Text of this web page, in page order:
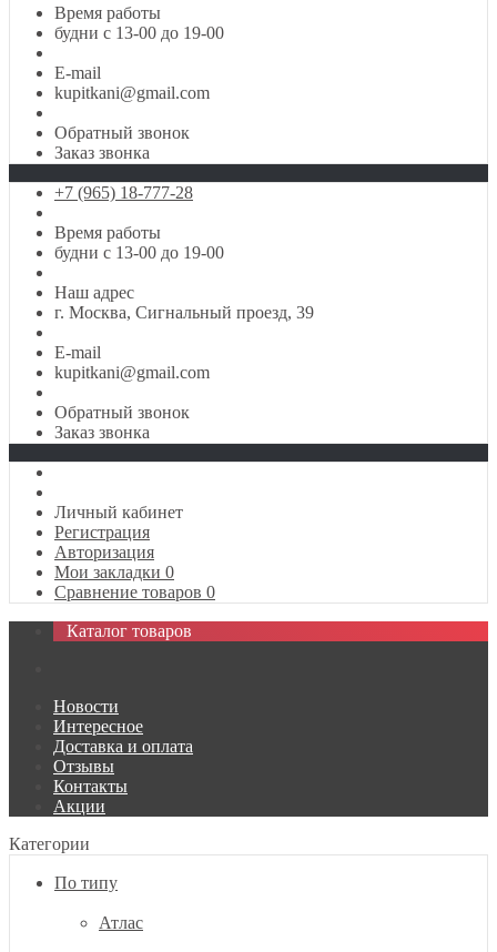
Время работы
будни с 13-00 до 19-00
E-mail
kupitkani@gmail.com
Обратный звонок
Заказ звонка
+7 (965) 18-777-28
Время работы
будни с 13-00 до 19-00
Наш адрес
г. Москва, Сигнальный проезд, 39
E-mail
kupitkani@gmail.com
Обратный звонок
Заказ звонка
Личный кабинет
Регистрация
Авторизация
Мои закладки 0
Сравнение товаров 0
Каталог товаров
Новости
Интересное
Доставка и оплата
Отзывы
Контакты
Акции
Категории
По типу
Атлас